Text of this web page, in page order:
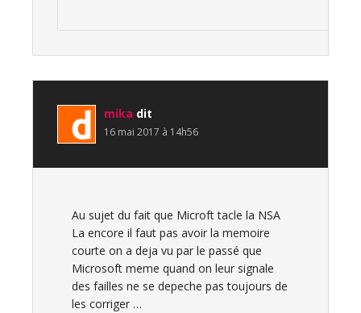
mika dit
16 mai 2017 à 14h56
Au sujet du fait que Microft tacle la NSA
La encore il faut pas avoir la memoire
courte on a deja vu par le passé que
Microsoft meme quand on leur signale
des failles ne se depeche pas toujours de
les corriger …